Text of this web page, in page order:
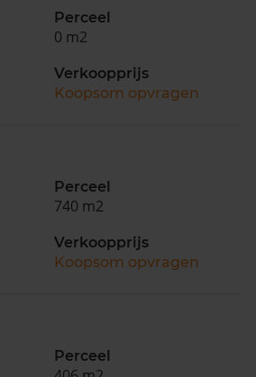
Perceel
0 m2
Verkoopprijs
Koopsom opvragen
Perceel
740 m2
Verkoopprijs
Koopsom opvragen
Perceel